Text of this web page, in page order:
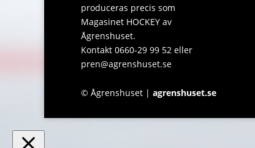
produceras precis som
Magasinet HOCKEY av
Ågrenshuset.
Kontakt 0660-29 99 52 eller
pren@agrenshuset.se
© Ågrenshuset | agrenshuset.se